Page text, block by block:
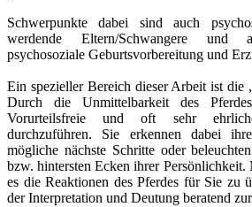
Schwerpunkte dabei sind auch
werdende Eltern/Schwangere und
psychosoziale Geburtsvorbereitung und
Ein spezieller Bereich dieser Arbeit ist die
Durch die Unmittelbarkeit des
Vorurteilsfreie und oft sehr ehrliche
durchzuführen. Sie erkennen dabei
mögliche nächste Schritte oder
bzw. hintersten Ecken ihrer Persönlichkeit.
es die Reaktionen des Pferdes für Sie zu
der Interpretation und Deutung beratend